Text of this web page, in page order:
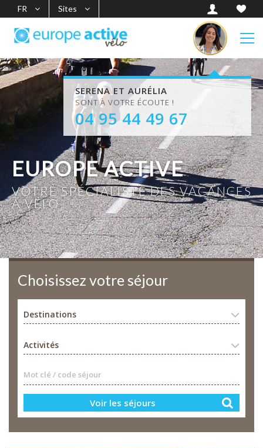
FR Sites
EUROPE ACTIVE
VOTRE SPÉCIALISTE DES VACANCES
À VÉLO
SERENA ET AURÉLIA
SONT À VOTRE ÉCOUTE !
04 95 44 49 67
Choisissez votre séjour
Destinations
Activités
Mot clé / code séjour
Voir les séjours